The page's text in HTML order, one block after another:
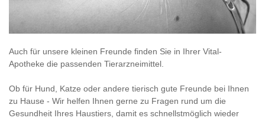
Auch für unsere kleinen Freunde finden Sie in Ihrer Vital-
Apotheke die passenden Tierarzneimittel.
Ob für Hund, Katze oder andere tierisch gute Freunde bei Ihnen
zu Hause - Wir helfen Ihnen gerne zu Fragen rund um die
Gesundheit Ihres Haustiers, damit es schnellstmöglich wieder